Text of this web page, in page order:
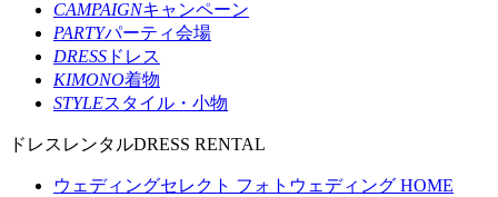
CAMPAIGNキャンペーン
PARTYパーティ会場
DRESS ドレス
KIMONO着物
STYLEスタイル・小物
ドレスレンタルDRESS RENTAL
ウェディングセレクト フォトウェディング HOME